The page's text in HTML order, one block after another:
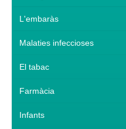
L'embaràs
Malaties infeccioses
El tabac
Farmàcia
Infants